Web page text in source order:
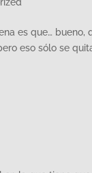
es que…
eso sólo se